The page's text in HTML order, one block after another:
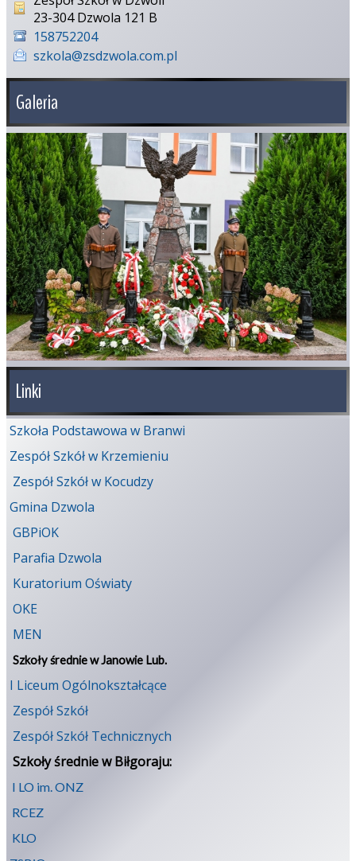
23-304 Dzwola 121 B
158752204
szkola@zsdzwola.com.pl
Galeria
Linki
Szkoła Podstawowa w Branwi
Zespół Szkół w Krzemieniu
Zespół Szkół w Kocudzy
Gmina Dzwola
GBPiOK
Parafia Dzwola
Kuratorium Oświaty
OKE
MEN
Szkoły średnie w Janowie Lub.
I Liceum Ogólnokształcące
Zespół Szkół
Zespół Szkół Technicznych
Szkoły średnie w Biłgoraju:
I LO im. ONZ
RCEZ
KLO